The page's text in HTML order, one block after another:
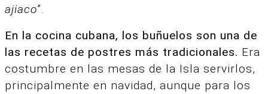
ajiaco”.
En la cocina cubana, los buñuelos son una de
las recetas de postres más tradicionales. Era
costumbre en las mesas de la Isla servirlos,
principalmente en navidad, aunque para los